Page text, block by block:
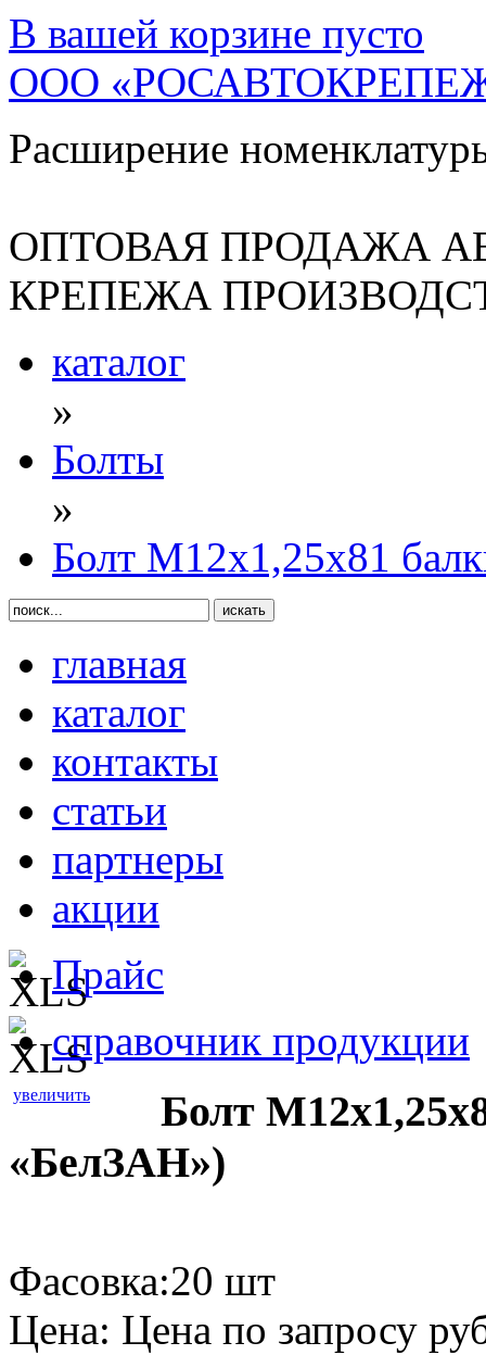
В вашей корзине пусто
ООО
Расширение
ОПТОВАЯ ПРОДАЖА
КРЕПЕЖА
каталог
»
Болты
»
Болт М12х1,25х81
главная
каталог
контакты
статьи
партнеры
акции
Прайс
справочник продукции
увеличить
Болт
«БелЗАН»)
Фасовка:20 шт
Цена: Цена по запросу